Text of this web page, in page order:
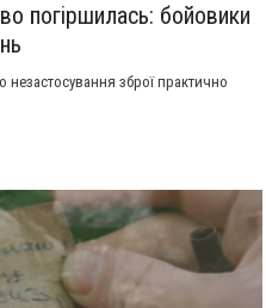
погіршилась: бойовики
зброї практично